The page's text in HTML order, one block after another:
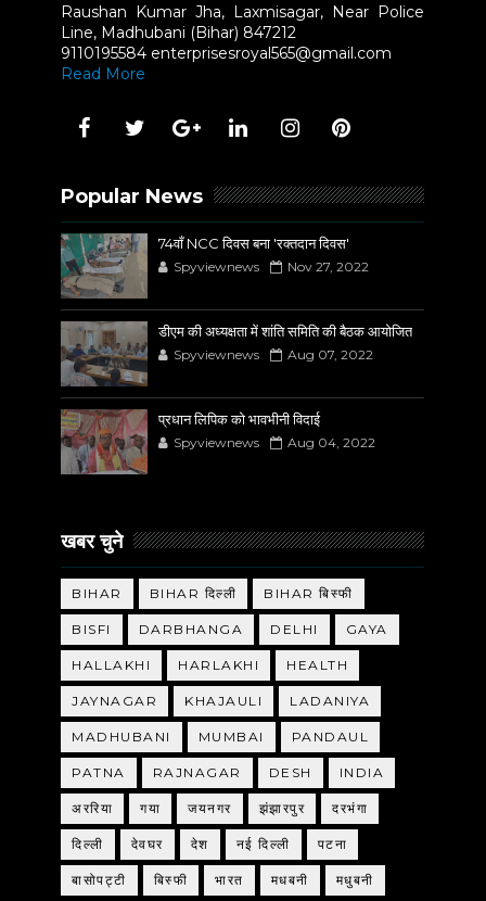
Raushan Kumar Jha, Laxmisagar, Near Police
Line, Madhubani (Bihar) 847212
9110195584 enterprisesroyal565@gmail.com
Read More
Popular News
74वाँ NCC दिवस बना 'रक्तदान दिवस'
Spyviewnews Nov 27, 2022
डीएम की अध्यक्षता में शांति समिति की बैठक आयोजित
Spyviewnews Aug 07, 2022
प्रधान लिपिक को भावभीनी विदाई
Spyviewnews Aug 04, 2022
खबर चुने
BIHAR BIHAR दिल्ली BIHAR बिस्फी
BISFI DARBHANGA DELHI GAYA
HALLAKHI HARLAKHI HEALTH
JAYNAGAR KHAJAULI LADANIYA
MADHUBANI MUMBAI PANDAUL
PATNA RAJNAGAR DESH INDIA
अररिया गया जयनगर झंझारपुर दरभंगा
दिल्ली देवघर देश नई दिल्ली पटना
बासोपट्टी बिस्फी भारत मधबनी मधुबनी